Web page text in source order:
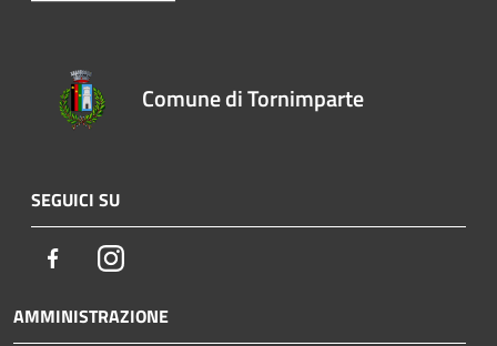
Comune di Tornimparte
SEGUICI SU
FacebookInstagram
AMMINISTRAZIONE